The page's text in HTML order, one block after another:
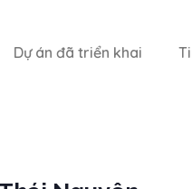
Dự án đã triển khai